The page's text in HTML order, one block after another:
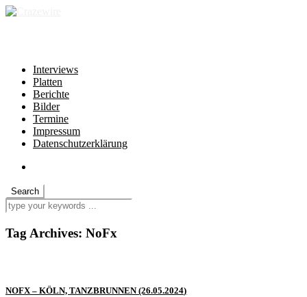
Interviews
Platten
Berichte
Bilder
Termine
Impressum
Datenschutzerklärung
Tag Archives: NoFx
NOFX – KÖLN, TANZBRUNNEN (26.05.2024)